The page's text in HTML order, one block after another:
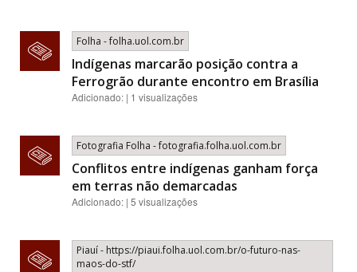
Folha - folha.uol.com.br
Indígenas marcarão posição contra a
Ferrogrão durante encontro em Brasília
Adicionado: | 1 visualizações
Fotografia Folha - fotografia.folha.uol.com.br
Conflitos entre indígenas ganham força
em terras não demarcadas
Adicionado: | 5 visualizações
Piauí - https://piaui.folha.uol.com.br/o-futuro-nas-
maos-do-stf/